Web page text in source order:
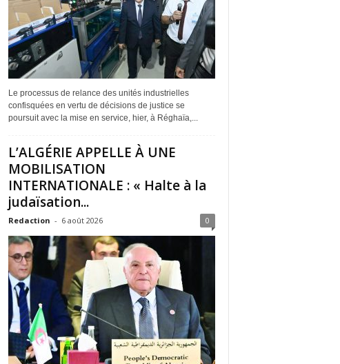
Le processus de relance des unités industrielles
confisquées en vertu de décisions de justice se
poursuit avec la mise en service, hier, à Réghaïa,...
L’ALGÉRIE APPELLE À UNE
MOBILISATION
INTERNATIONALE : « Halte à la
judaïsation...
Redaction - 6 août 2026 0